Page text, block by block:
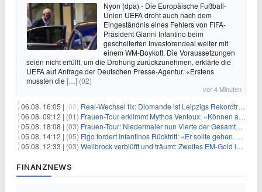
Nyon (dpa) - Die Europäische Fußball-
Union UEFA droht auch nach dem
Eingeständnis eines Fehlers von FIFA-
Präsident Gianni Infantino beim
gescheiterten Investorendeal weiter mit
einem WM-Boykott. Die Voraussetzungen
seien nicht erfüllt, um die Drohung zurückzunehmen, erklärte die
UEFA auf Anfrage der Deutschen Presse-Agentur. «Erstens
mussten die […] (02)
vor 4 Minuten
06.08. 16:05 | (00) Real-Wechsel fix: Diomande ist Leipzigs Rekordtransfer
06.08. 09:12 | (01) Frauen-Tour erklimmt Mythos Ventoux: «Können alles schaffen»
05.08. 18:08 | (03) Frauen-Tour: Niedermaier nun Vierte der Gesamtwertung
05.08. 14:12 | (05) Figo fordert Infantinos Rücktritt: «Er sollte gehen. Jetzt»
05.08. 12:33 | (03) Wellbrock verblüfft und träumt: Zweites EM-Gold in Paris
FINANZNEWS